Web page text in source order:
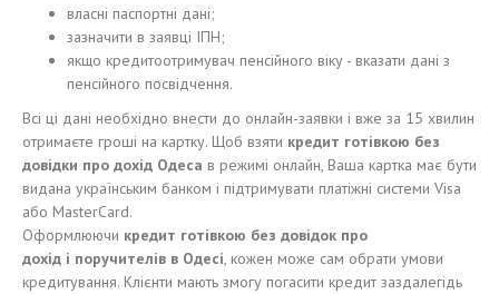
власні паспортні дані;
зазначити в заявці ІПН;
якщо кредитоотримувач пенсійного віку - вказати дані з
пенсійного посвідчення.
Всі ці дані необхідно внести до онлайн-заявки і вже за 15 хвилин
отримаєте гроші на картку. Щоб взяти кредит готівкою без
довідки про дохід Одеса в режимі онлайн, Ваша картка має бути
видана українським банком і підтримувати платіжні системи Visa
або MasterCard.
Оформлюючи кредит готівкою без довідок про
дохід і поручителів в Одесі, кожен може сам обрати умови
кредитування. Клієнти мають змогу погасити кредит заздалегідь